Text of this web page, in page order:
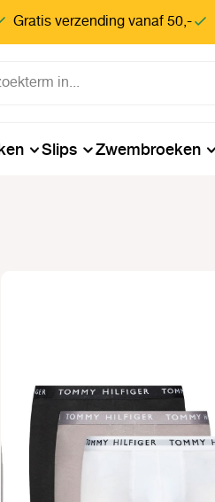
Gratis verzending vanaf 50,-
Slips Zwembroeken